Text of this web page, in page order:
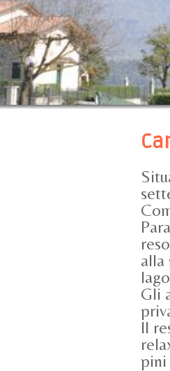
alla
Gli
Il
pini